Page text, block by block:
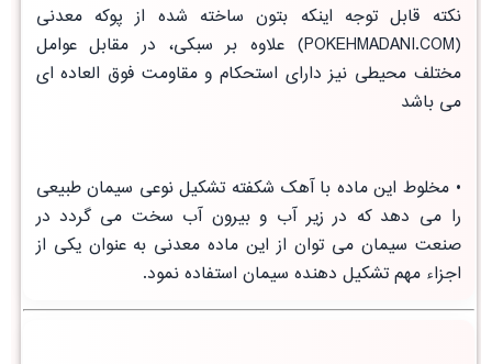
نکته قابل توجه اینکه بتون ساخته شده از پوکه معدنی
(POKEHMADANI.COM) علاوه بر سبکی، در مقابل عوامل
مختلف محیطی نیز دارای استحکام و مقاومت فوق العاده ای
می باشد
• مخلوط این ماده با آهک شکفته تشکیل نوعی سیمان طبیعی
را می دهد که در زیر آب و بیرون آب سخت می گردد در
صنعت سیمان می توان از این ماده معدنی به عنوان یکی از
اجزاء مهم تشکیل دهنده سیمان استفاده نمود.